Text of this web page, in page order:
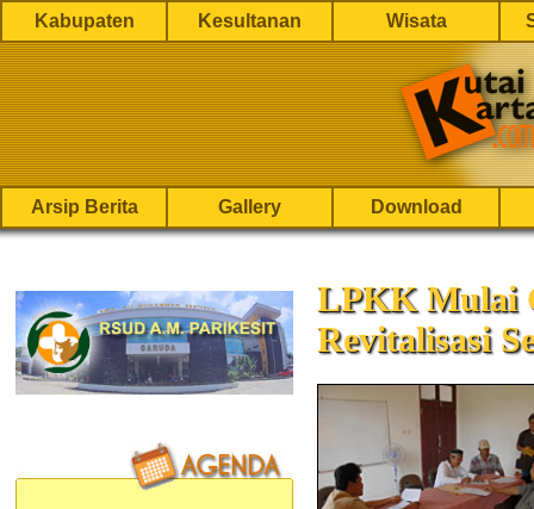
Kabupaten Kesultanan Wisata
Arsip Berita Gallery Download
LPKK Mulai
Revitalisasi